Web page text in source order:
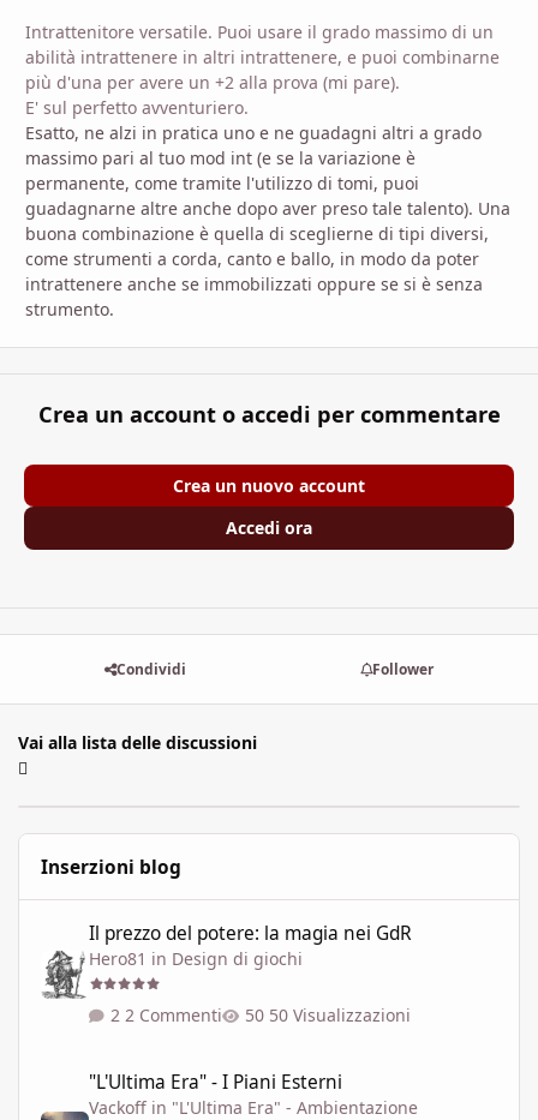
Intrattenitore versatile. Puoi usare il grado massimo di un
abilità intrattenere in altri intrattenere, e puoi combinarne
più d'una per avere un +2 alla prova (mi pare).
E' sul perfetto avventuriero.
Esatto, ne alzi in pratica uno e ne guadagni altri a grado
massimo pari al tuo mod int (e se la variazione è
permanente, come tramite l'utilizzo di tomi, puoi
guadagnarne altre anche dopo aver preso tale talento). Una
buona combinazione è quella di sceglierne di tipi diversi,
come strumenti a corda, canto e ballo, in modo da poter
intrattenere anche se immobilizzati oppure se si è senza
strumento.
Crea un account o accedi per commentare
Crea un nuovo account
Accedi ora
Condividi Follower
Vai alla lista delle discussioni
Inserzioni blog
Il prezzo del potere: la magia nei GdR
Hero81 in Design di giochi
2 Commenti 50 Visualizzazioni
"L'Ultima Era" - I Piani Esterni
Vackoff in "L'Ultima Era" - Ambientazione